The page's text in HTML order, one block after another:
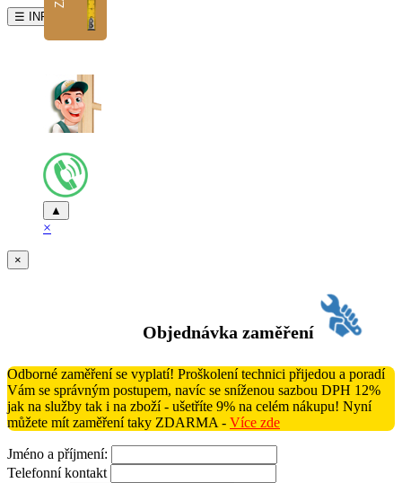
☰ INFO
▲
×
×
Objednávka zaměření
Odborné zaměření se vyplatí! Proškolení technici přijedou a poradí
Vám se správným postupem, navíc se sníženou sazbou DPH 12%
jak na služby tak i na zboží - ušetříte 9% na celém nákupu! Nyní
můžete mít zaměření taky ZDARMA - Více zde
Jméno a příjmení:
Telefonní kontakt